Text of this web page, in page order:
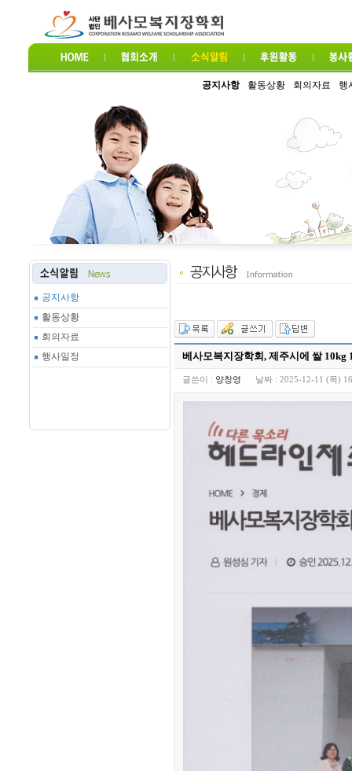
공지사항 활동상황 회의자료 행
공지사항
활동상황
회의자료
행사일정
베사모복지장학회, 제주시에 쌀 10kg
글쓴이 : 양창영 날짜 : 2025-12-11 (목)